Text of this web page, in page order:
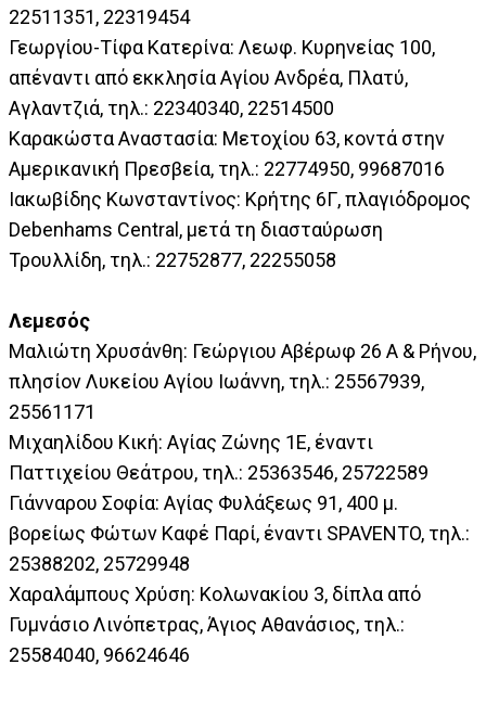
22511351, 22319454
Γεωργίου-Τίφα Κατερίνα: Λεωφ. Κυρηνείας 100,
απέναντι από εκκλησία Αγίου Ανδρέα, Πλατύ,
Αγλαντζιά, τηλ.: 22340340, 22514500
Καρακώστα Αναστασία: Μετοχίου 63, κοντά στην
Αμερικανική Πρεσβεία, τηλ.: 22774950, 99687016
Ιακωβίδης Κωνσταντίνος: Κρήτης 6Γ, πλαγιόδρομος
Debenhams Central, μετά τη διασταύρωση
Τρουλλίδη, τηλ.: 22752877, 22255058
Λεμεσός
Μαλιώτη Χρυσάνθη: Γεώργιου Αβέρωφ 26 Α & Ρήνου,
πλησίον Λυκείου Αγίου Ιωάννη, τηλ.: 25567939,
25561171
Μιχαηλίδου Κική: Αγίας Ζώνης 1Ε, έναντι
Παττιχείου Θεάτρου, τηλ.: 25363546, 25722589
Γιάνναρου Σοφία: Αγίας Φυλάξεως 91, 400 μ.
βορείως Φώτων Καφέ Παρί, έναντι SPAVENTO, τηλ.:
25388202, 25729948
Χαραλάμπους Χρύση: Κολωνακίου 3, δίπλα από
Γυμνάσιο Λινόπετρας, Άγιος Αθανάσιος, τηλ.:
25584040, 96624646